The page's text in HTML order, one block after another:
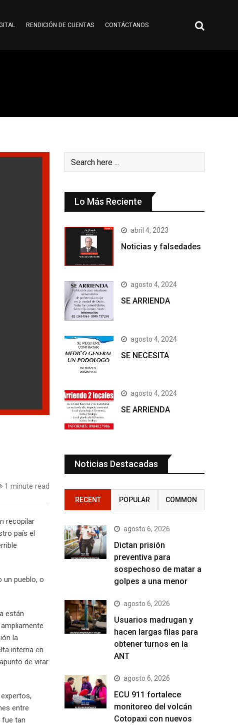
RENDICIÓN DE CUENTAS CONTÁCTANOS
1 minute read
recopilar
país el
un pueblo, o
están
la
interna en
de virar
entre
fue tan
Lo Más Reciente
abril 4, 2023
Noticias y falsedades
agosto 4, 2024
SE ARRIENDA
agosto 4, 2024
SE NECESITA
agosto 4, 2024
SE ARRIENDA
Noticias Destacadas
RECENT POPULAR COMMON
agosto 6, 2026
Dictan prisión
preventiva para
sospechoso de matar a
golpes a una menor
agosto 6, 2026
Usuarios madrugan y
hacen largas filas para
obtener turnos en la
ANT
agosto 6, 2026
ECU 911 fortalece
monitoreo del volcán
Cotopaxi con nuevos